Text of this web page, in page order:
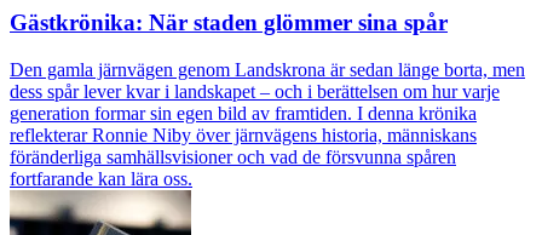
Gästkrönika: När staden glömmer sina spår
Den gamla järnvägen genom Landskrona är sedan länge borta, men
dess spår lever kvar i landskapet – och i berättelsen om hur varje
generation formar sin egen bild av framtiden. I denna krönika
reflekterar Ronnie Niby över järnvägens historia, människans
föränderliga samhällsvisioner och vad de försvunna spåren
fortfarande kan lära oss.